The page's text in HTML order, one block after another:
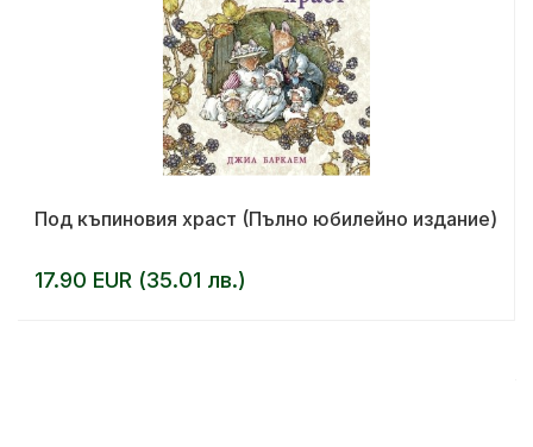
Под къпиновия храст (Пълно юбилейно издание)
17.90 EUR (35.01 лв.)